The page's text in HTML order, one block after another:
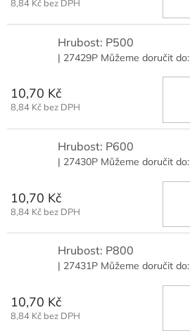
8,84 Kč bez DPH
Hrubost: P500
| 27429P Můžeme doručit do:
10,70 Kč
8,84 Kč bez DPH
Hrubost: P600
| 27430P Můžeme doručit do:
10,70 Kč
8,84 Kč bez DPH
Hrubost: P800
| 27431P Můžeme doručit do:
10,70 Kč
8,84 Kč bez DPH